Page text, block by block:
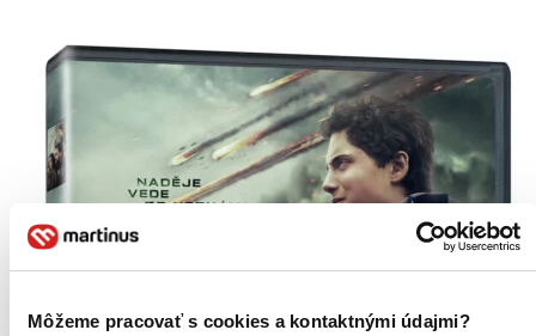
Môžeme pracovať s cookies a kontaktnými údajmi?